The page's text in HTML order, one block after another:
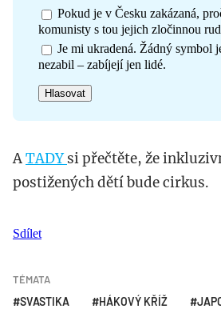
Pokud je v Česku zakázaná,
komunisty s tou jejich zločinnou
Je mi ukradená. Žádný symbol
nezabil – zabíjejí jen lidé.
ATADYsi přečtěte, že
postižených dětí bude cirkus.
Sdílet
TÉMATA
SVASTIKA HÁKOVÝ KŘÍŽ